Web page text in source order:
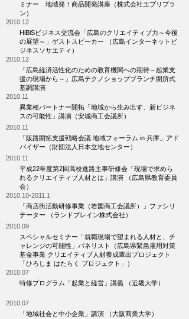
ミナー 地域発！商品開発講座（株式会社エブリプラ
ン）
2010.12
HiBiSビジネス交流会「広島のクリエイティブ力～今後
の展望～」ゲストスピーカー （広島インターネットビ
ジネスソサエティ）
2010.12
「広島経済活性化のための教育機関への期待～起業支
援の現場から～」広島テクノショップブランチ開所式
基調講演
2010.11
異業種パートナー開拓「地域から生み出す、新ビジネ
スの可能性」講演（安城商工会議所）
2010.11
「販路開拓支援戦略会議 地域フォーラム in 兵庫」アド
バイザー（財団法人日本立地センター）
2010.11
平成22年度第2回高校進路主事研修会「現場で求めら
れるクリエイティブ人材とは」講演 （広島県教育委員
会）
2010.10-2011.1
「商店街活動研修事業（岩国商工会議所）」ファシリ
テーター （ランドブレイン株式会社）
2010.09
スペシャルセミナー「就職現場で望まれる人材と、チ
ャレンジの可能性」パネリスト（広島県緊急雇用対策
基金事業 クリエイティブ人材養成輩出プロジェクト
「ひろしま はたらく プロジェクト」）
2010.07
特修プログラム「起業と経営」講義 （近畿大学）
2010.07
「地域社会と中小企業」講演 （大阪商業大学）